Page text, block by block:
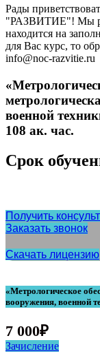
Рады
"РАЗВИТИЕ"! Мы
находится на
для Вас курс, то
info@noc-razvitie.ru
военной
108 ак. час.
Срок
Получить
Заказать звонок
Скачать лицензию
«Метрологическое
вооружения, военной
7 000₽
Зачисление